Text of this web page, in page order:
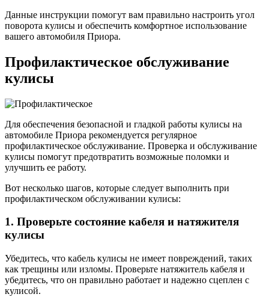
Данные инструкции помогут вам правильно настроить угол
поворота кулисы и обеспечить комфортное использование
вашего автомобиля Приора.
Профилактическое обслуживание
кулисы
Для обеспечения безопасной и гладкой работы кулисы на
автомобиле Приора рекомендуется регулярное
профилактическое обслуживание. Проверка и обслуживание
кулисы помогут предотвратить возможные поломки и
улучшить ее работу.
Вот несколько шагов, которые следует выполнить при
профилактическом обслуживании кулисы:
1. Проверьте состояние кабеля и натяжителя
кулисы
Убедитесь, что кабель кулисы не имеет повреждений, таких
как трещины или изломы. Проверьте натяжитель кабеля и
убедитесь, что он правильно работает и надежно сцеплен с
кулисой.